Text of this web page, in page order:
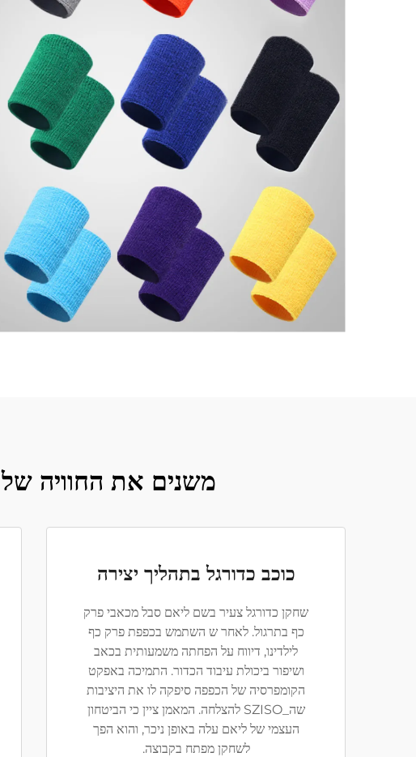
משנים את החוויה של спортאים צעירים עם שרוול היד שלנו לילדים
כוכב כדורגל בתהליך יצירה
שחקן כדורגל צעיר בשם ליאם סבל מכאבי פרק
כף בתרגול. לאחר ש השתמש בכפפת פרק כף
לילדינו, דיווח על הפחתה משמעותית בכאב
ושיפור ביכולת עיבוד הכדור. התמיכה באפקט
הקומפרסיה של הכפפה סיפקה לו את היציבות
שה_SZISO להצלחה. המאמן ציין כי הביטחון
העצמי של ליאם עלה באופן ניכר, והוא הפך
לשחקן מפתח בקבוצה.